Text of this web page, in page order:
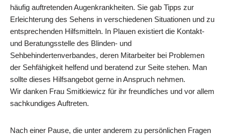
häufig auftretenden Augenkrankheiten. Sie gab Tipps zur
Erleichterung des Sehens in verschiedenen Situationen und zu
entsprechenden Hilfsmitteln. In Plauen existiert die Kontakt-
und Beratungsstelle des Blinden- und
Sehbehindertenverbandes, deren Mitarbeiter bei Problemen
der Sehfähigkeit helfend und beratend zur Seite stehen. Man
sollte dieses Hilfsangebot gerne in Anspruch nehmen.
Wir danken Frau Smitkiewicz für ihr freundliches und vor allem
sachkundiges Auftreten.
Nach einer Pause, die unter anderem zu persönlichen Fragen